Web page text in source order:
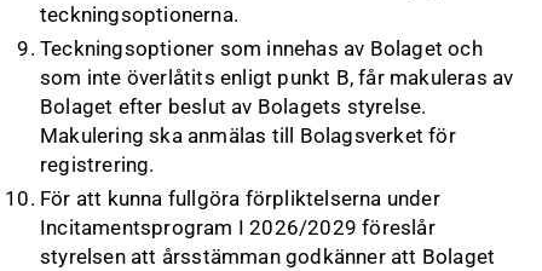
teckningsoptionerna.
Teckningsoptioner som innehas av Bolaget och
som inte överlåtits enligt punkt B, får makuleras av
Bolaget efter beslut av Bolagets styrelse.
Makulering ska anmälas till Bolagsverket för
registrering.
För att kunna fullgöra förpliktelserna under
Incitamentsprogram I 2026/2029 föreslår
styrelsen att årsstämman godkänner att Bolaget